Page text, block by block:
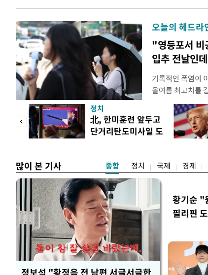
오늘의 헤드라
"영등포서 비
입추 전날인
기록적인 폭염이
올여름 최고치를
시15분 39.9도까
청에 따르면 이날
관측(ASOS) 기준
했다. 관측 이래 역
정치
北, 한미훈련 앞두고
단거리탄도미사일 도
많이 본 기사 종합 정치 국제 경제
정보석 "황정음 전 남편 서글서글한
황기순 "
필리핀